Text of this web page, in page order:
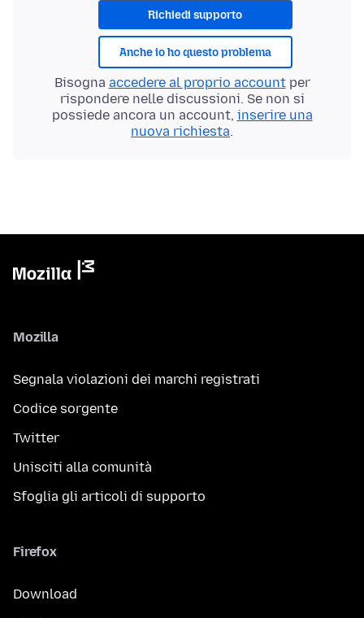
Richiedi supporto
Anche io ho questo problema
Bisogna accedere al proprio accountper
rispondere nelle discussioni. Se non si
possiede ancora un account, inserire una
nuova richiesta.
Mozilla
Segnala violazioni dei marchi registrati
Codice sorgente
Twitter
Unisciti alla comunità
Sfoglia gli articoli di supporto
Firefox
Download